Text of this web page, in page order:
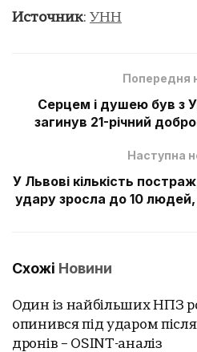
Источник: УНН
Попередня
Серцем і душею був з
загинув 21-річний
Наступна
У Львові кількість
удару зросла до 10
Схожі Новини
Один із найбільших НПЗ
опинився під ударом
дронів – OSINT-аналіз